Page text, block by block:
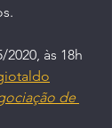
às 18h
de